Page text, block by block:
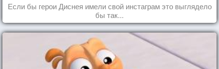
Если бы герои Диснея имели свой инстаграм это выглядело
бы так...